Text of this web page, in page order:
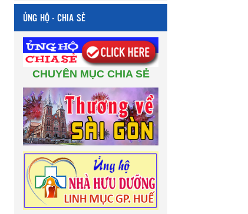
ỦNG HỘ - CHIA SẺ
CHUYÊN MỤC CHIA SẺ